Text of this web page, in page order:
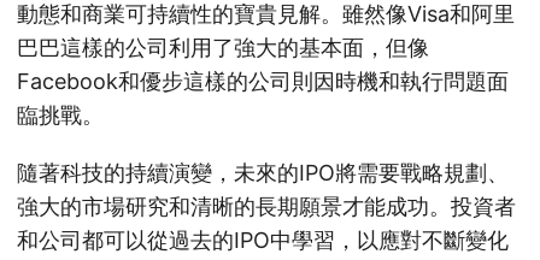
動態和商業可持續性的寶貴見解。雖然像Visa和阿里
巴巴這樣的公司利用了強大的基本面，但像
Facebook和優步這樣的公司則因時機和執行問題面
臨挑戰。
隨著科技的持續演變，未來的IPO將需要戰略規劃、
強大的市場研究和清晰的長期願景才能成功。投資者
和公司都可以從過去的IPO中學習，以應對不斷變化